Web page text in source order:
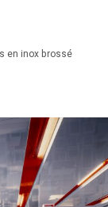
en inox brossé